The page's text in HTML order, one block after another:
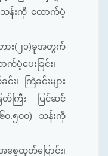
န်းကို ထောက်ပံ့
ား(၂၁)ခုအတွက်
ပံ့ပေးခြင်း၊
း၊ ကြဲခင်းများ
ကြီး ပြင်ဆင်
၀.၅၀၀) သန်းကို
ပြောင်း၊